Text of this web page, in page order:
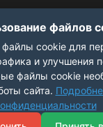
2026 ЧОУ ДПО
сайта
файлов
cookie для
и улучшения
файлы cookie
сайта.